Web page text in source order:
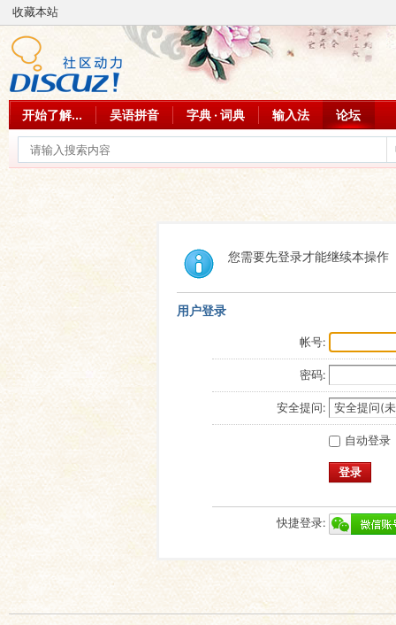
收藏本站
开始了解... 吴语拼音 字典 · 词典 输入法 论坛
您需要先登录才能继续本操作
用户登录
帐号:
密码:
安全提问:
自动登录
登录
快捷登录: